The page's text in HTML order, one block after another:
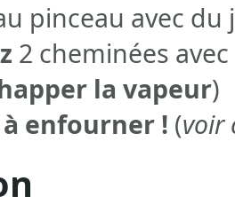
pinceau avec du
2 cheminées
la vapeur)
enfourner ! (voir